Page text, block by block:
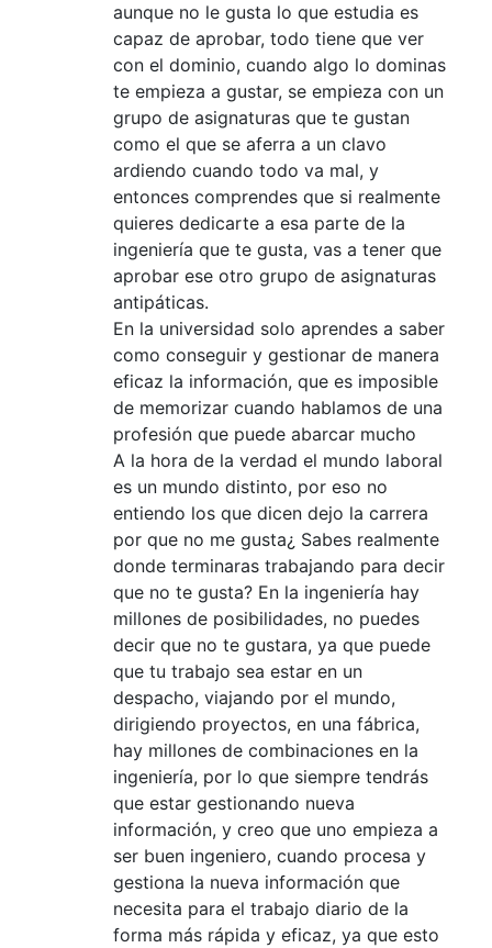
aunque no le gusta lo que estudia es
capaz de aprobar, todo tiene que ver
con el dominio, cuando algo lo dominas
te empieza a gustar, se empieza con un
grupo de asignaturas que te gustan
como el que se aferra a un clavo
ardiendo cuando todo va mal, y
entonces comprendes que si realmente
quieres dedicarte a esa parte de la
ingeniería que te gusta, vas a tener que
aprobar ese otro grupo de asignaturas
antipáticas.
En la universidad solo aprendes a saber
como conseguir y gestionar de manera
eficaz la información, que es imposible
de memorizar cuando hablamos de una
profesión que puede abarcar mucho
A la hora de la verdad el mundo laboral
es un mundo distinto, por eso no
entiendo los que dicen dejo la carrera
por que no me gusta¿ Sabes realmente
donde terminaras trabajando para decir
que no te gusta? En la ingeniería hay
millones de posibilidades, no puedes
decir que no te gustara, ya que puede
que tu trabajo sea estar en un
despacho, viajando por el mundo,
dirigiendo proyectos, en una fábrica,
hay millones de combinaciones en la
ingeniería, por lo que siempre tendrás
que estar gestionando nueva
información, y creo que uno empieza a
ser buen ingeniero, cuando procesa y
gestiona la nueva información que
necesita para el trabajo diario de la
forma más rápida y eficaz, ya que esto